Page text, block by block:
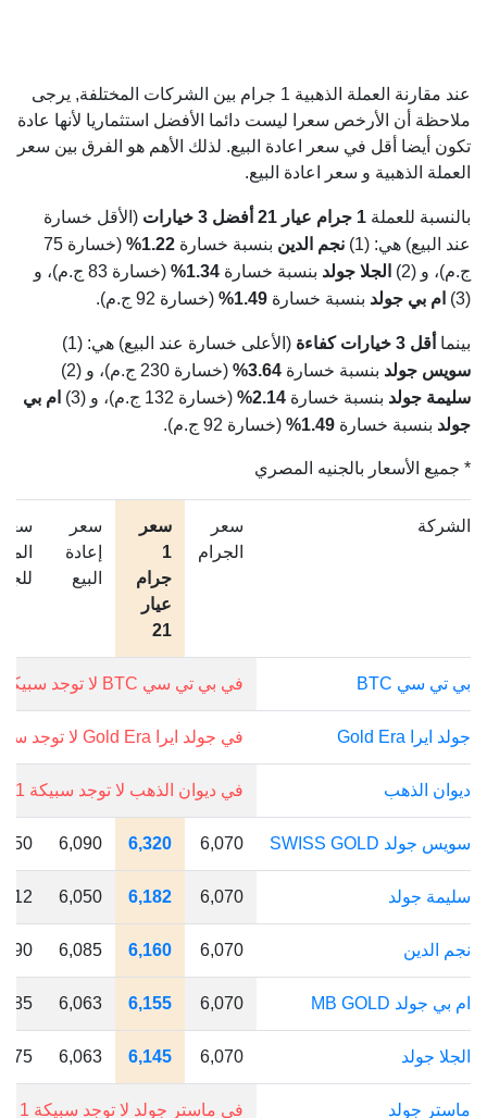
عند مقارنة العملة الذهبية 1 جرام بين الشركات المختلفة, يرجى
ملاحظة أن الأرخص سعرا ليست دائما الأفضل استثماريا لأنها عادة
تكون أيضا أقل في سعر اعادة البيع. لذلك الأهم هو الفرق بين سعر
العملة الذهبية و سعر اعادة البيع.
بالنسبة للعملة 1 جرام عيار 21 أفضل 3 خيارات
(الأقل خسارة
عند البيع) هي: (1)
نجم الدين بنسبة خسارة 1.22%
(خسارة 75
ج.م)، و (2)
الجلا جولد بنسبة خسارة 1.34%
(خسارة 83 ج.م)، و
(3)
ام بي جولد بنسبة خسارة 1.49% (خسارة 92 ج.م).
بينما أقل 3 خيارات كفاءة
(الأعلى خسارة عند البيع) هي: (1)
سويس جولد بنسبة خسارة 3.64%
(خسارة 230 ج.م)، و (2)
سليمة جولد بنسبة خسارة 2.14% (خسارة 132 ج.م)، و (3)
ام بي
جولد بنسبة خسارة 1.49% (خسارة 92 ج.م).
* جميع الأسعار بالجنيه المصري
الشركة
سعر
الجرام
سعر
1
جرام
عيار
21
سعر
إعادة
البيع
سعر
بي تي سي BTC في بي تي سي BTC لا توجد سبيكة 1 جرام.
جولد ايرا Gold Era في جولد ايرا Gold Era لا توجد سبيكة 1 جرام.
ديوان الذهب في ديوان الذهب لا توجد سبيكة 1 جرام.
سويس جولد SWISS GOLD 6,070
6,320
6,090
250
سليمة جولد 6,070
6,182
6,050
112
نجم الدين 6,070
6,160
6,085
90
ام بي جولد MB GOLD 6,070
6,155
6,063
85
الجلا جولد 6,070
6,145
6,063
75
ماستر جولد في ماستر جولد لا توجد سبيكة 1 جرام.